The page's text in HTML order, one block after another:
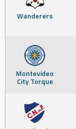
Wanderers
Montevideo
City Torque